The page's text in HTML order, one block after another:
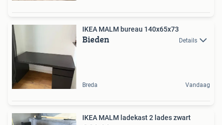
IKEA MALM bureau 140x65x73
Bieden Details
Breda Vandaag
IKEA MALM ladekast 2 lades zwart